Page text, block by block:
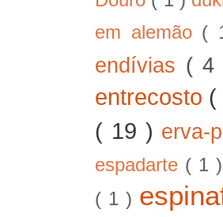
em alemão (
endívias ( 4
entrecosto (
( 19 ) erva-
espadarte ( 1 )
( 1 )